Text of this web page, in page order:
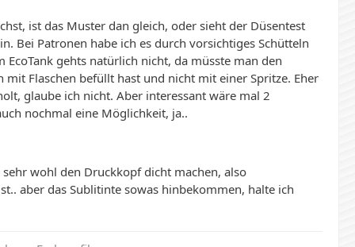
ist das Muster dan gleich, oder sieht der Düsentest
Bei Patronen habe ich es durch vorsichtiges Schütteln
gehts natürlich nicht, da müsste man den
Flaschen befüllt hast und nicht mit einer Spritze. Eher
glaube ich nicht. Aber interessant wäre mal 2
nochmal eine Möglichkeit, ja..
wohl den Druckkopf dicht machen, also
aber das Sublitinte sowas hinbekommen, halte ich